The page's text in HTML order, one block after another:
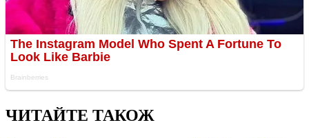
ЧИТАЙТЕ ТАКОЖ